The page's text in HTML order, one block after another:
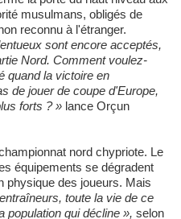
musulmans, obligés de
reconnu à l'étranger.
sont encore acceptés,
Nord. Comment voulez-
quand la victoire en
de jouer de coupe d'Europe,
forts ? » lance Orçun
nord chypriote. Le
équipements se dégradent
physique des joueurs. Mais
toute la vie de ce
population qui décline », selon